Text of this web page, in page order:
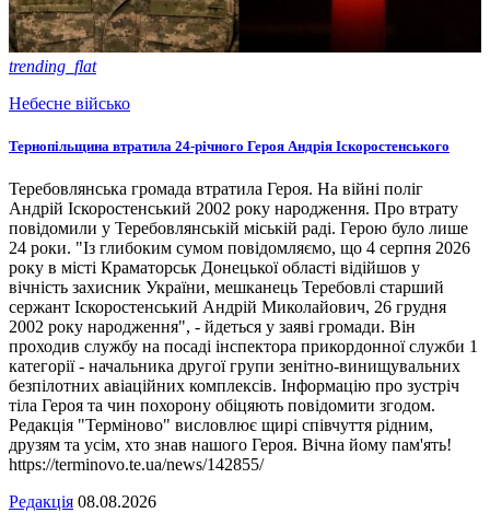
trending_flat
Небесне військо
Тернопільщина втратила 24-річного Героя Андрія Іскоростенського
Теребовлянська громада втратила Героя. На війні поліг
Андрій Іскоростенський 2002 року народження. Про втрату
повідомили у Теребовлянській міській раді. Герою було лише
24 роки. "Із глибоким сумом повідомляємо, що 4 серпня 2026
року в місті Краматорськ Донецької області відійшов у
вічність захисник України, мешканець Теребовлі старший
сержант Іскоростенський Андрій Миколайович, 26 грудня
2002 року народження", - йдеться у заяві громади. Він
проходив службу на посаді інспектора прикордонної служби 1
категорії - начальника другої групи зенітно-винищувальних
безпілотних авіаційних комплексів. Інформацію про зустріч
тіла Героя та чин похорону обіцяють повідомити згодом.
Редакція "Терміново" висловлює щирі співчуття рідним,
друзям та усім, хто знав нашого Героя. Вічна йому пам'ять!
https://terminovo.te.ua/news/142855/
Редакція 08.08.2026